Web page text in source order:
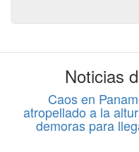
Noticias
Caos en
atropellado a la
demoras para